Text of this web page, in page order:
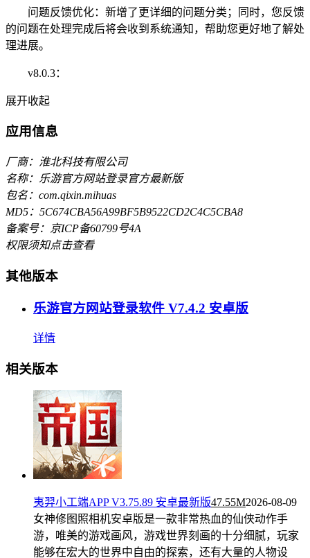
问题反馈优化：新增了更详细的问题分类；同时，您反馈
的问题在处理完成后将会收到系统通知，帮助您更好地了解处
理进展。
v8.0.3：
展开收起
应用信息
厂商：淮北科技有限公司
名称：乐游官方网站登录官方最新版
包名：com.qixin.mihuas
MD5：5C674CBA56A99BF5B9522CD2C4C5CBA8
备案号：京ICP备60799号4A
权限须知点击查看
其他版本
乐游官方网站登录软件 V7.4.2 安卓版
详情
相关版本
夷羿小工端APP V3.75.89 安卓最新版47.55M2026-08-09
女神修图照相机安卓版是一款非常热血的仙侠动作手
游，唯美的游戏画风，游戏世界刻画的十分细腻，玩家
能够在宏大的世界中自由的探索，还有大量的人物设